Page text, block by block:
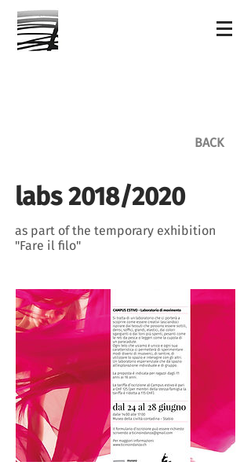
BACK
labs 2018/2020
as part of the temporary exhibition
"Fare il filo"